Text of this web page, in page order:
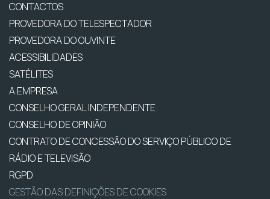
CONTACTOS
PROVEDORA DO TELESPECTADOR
PROVEDORA DO OUVINTE
ACESSIBILIDADES
SATÉLITES
A EMPRESA
CONSELHO GERAL INDEPENDENTE
CONSELHO DE OPINIÃO
CONTRATO DE CONCESSÃO DO SERVIÇO PÚBLICO DE
RÁDIO E TELEVISÃO
RGPD
GESTÃO DAS DEFINIÇÕES DE COOKIES